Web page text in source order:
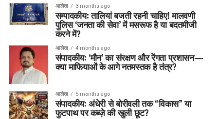
आलेख 3 months ago
सम्पादकीय: तालियां बजती रहनी चाहिए! मालवणी
पुलिस ‘जनता की सेवा’ में मसरूफ है या बदतमीजी
करने में?
आलेख 4 months ago
संपादकीय: ‘मौन’ का संरक्षण और रेंगता प्रशासन—
क्या माफियाओं के आगे नतमस्तक है तंत्र?
आलेख 5 months ago
संपादकीय: अंधेरी से बोरीवली तक “विकास” या
फुटपाथ पर कब्ज़े की खुली छूट?